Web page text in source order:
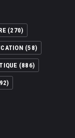
(270)
(58)
(886)